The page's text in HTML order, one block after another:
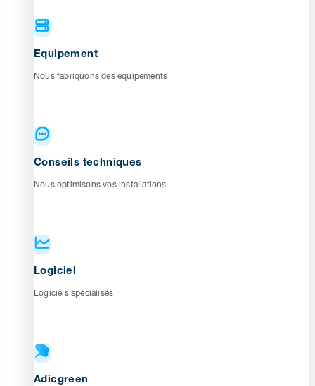
Equipement
Nous fabriquons des équipements
Conseils techniques
Nous optimisons vos installations
Logiciel
Logiciels spécialisés
Adicgreen